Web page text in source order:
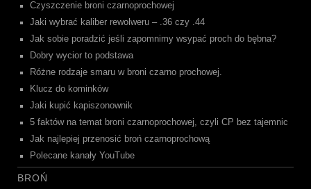
Czyszczenie broni czarnoprochowej
Jaki wybrać kaliber rewolweru – .36 czy .44
Jak sobie poradzić jeśli zapomnimy wsypać proch do bębna?
Dobry wycior to podstawa
Różne rodzaje smaru w broni czarno prochowej.
Klucz do kominków
Jaki kupić kapiszonownik
5 faktów na temat broni czarnoprochowej, czyli CP bez tajemnic
Jak najlepiej przenosić broń czarnoprochową
Polecane kanały YouTube
BROŃ